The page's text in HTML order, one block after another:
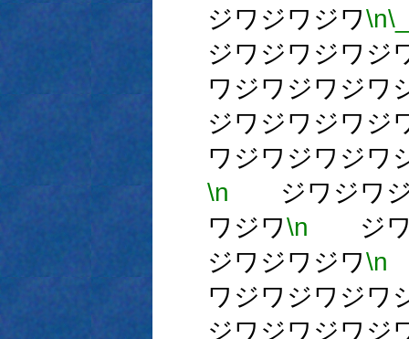
ジワジワジワ\n
ジワジワジワジ
ワジワジワジワ
ジワジワジワジ
ワジワジワジワ
\n ジワジワジ
ワジワ\n ジワ
ジワジワジワ\n
ワジワジワジワ
ジワジワジワジ